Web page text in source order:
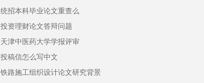
统招本科毕业论文重查么
投资理财论文答辩问题
天津中医药大学学报评审
投稿信怎么写中文
铁路施工组织设计论文研究背景